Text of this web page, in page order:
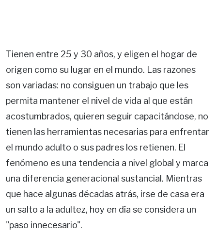
Tienen entre 25 y 30 años, y eligen el hogar de
origen como su lugar en el mundo. Las razones
son variadas: no consiguen un trabajo que les
permita mantener el nivel de vida al que están
acostumbrados, quieren seguir capacitándose, no
tienen las herramientas necesarias para enfrentar
el mundo adulto o sus padres los retienen. El
fenómeno es una tendencia a nivel global y marca
una diferencia generacional sustancial. Mientras
que hace algunas décadas atrás, irse de casa era
un salto a la adultez, hoy en día se considera un
"paso innecesario".